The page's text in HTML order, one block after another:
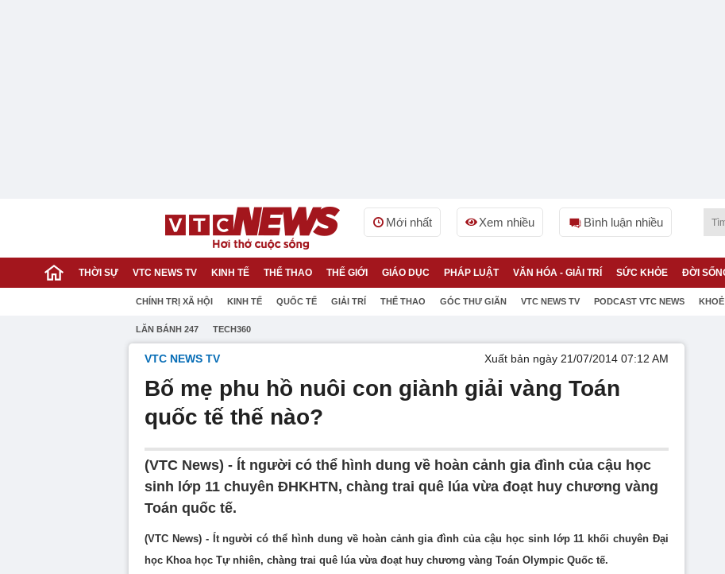
Mới nhất Xem nhiều Bình luận nhiều
THỜI SỰ VTC NEWS TV KINH TẾ THỂ THAO THẾ GIỚI GIÁO DỤC PHÁP LUẬT VĂN HÓA - GIẢI TRÍ SỨC KHỎE ĐỜI
CHÍNH TRỊ XÃ HỘI KINH TẾ QUỐC TẾ GIẢI TRÍ THỂ THAO GÓC THƯ GIÃN VTC NEWS TV PODCAST VTC NEWS
LĂN BÁNH 247 TECH360
VTC NEWS TV Xuất bản ngày 21/07/2014 07:12 AM
Bố mẹ phu hồ nuôi con giành giải vàng Toán
quốc tế thế nào?
(VTC News) - Ít người có thể hình dung về hoàn cảnh gia đình của cậu học
sinh lớp 11 chuyên ĐHKHTN, chàng trai quê lúa vừa đoạt huy chương vàng
Toán quốc tế.
(VTC News) - Ít người có thể hình dung về hoàn cảnh gia đình của cậu học sinh lớp 11 khối chuyên Đại
học Khoa học Tự nhiên, chàng trai quê lúa vừa đoạt huy chương vàng Toán Olympic Quốc tế.